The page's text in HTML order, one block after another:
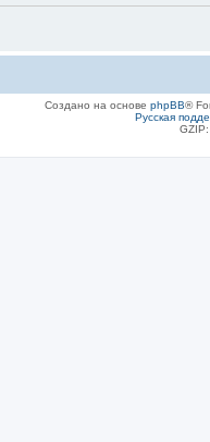
Создано на основе phpBB®
Русская